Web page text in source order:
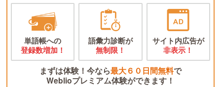
単語帳への
登録数増加！
語彙力診断が
無制限！
サイト内広告が
非表示！
まずは体験！今なら最大６０日間無料で
Weblioプレミアム体験ができます！